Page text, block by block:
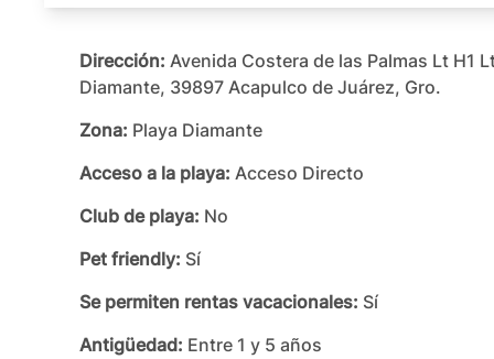
Dirección: Avenida Costera de las Palmas Lt H1
Diamante, 39897 Acapulco de Juárez, Gro.
Zona: Playa Diamante
Acceso a la playa: Acceso Directo
Club de playa: No
Pet friendly: Sí
Se permiten rentas vacacionales: Sí
Antigüedad: Entre 1 y 5 años